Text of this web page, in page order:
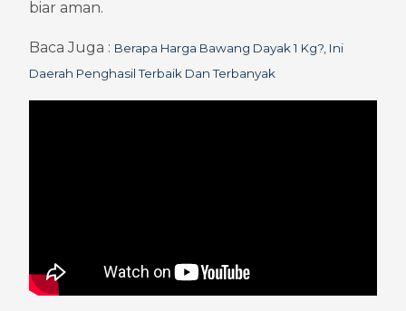
biar aman.
Baca Juga : Berapa Harga Bawang Dayak 1 Kg?, Ini
Daerah Penghasil Terbaik Dan Terbanyak